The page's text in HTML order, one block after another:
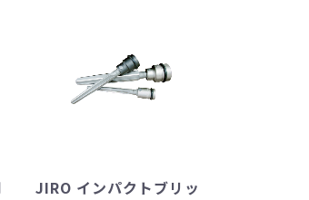
JIRO インパクトブリッ